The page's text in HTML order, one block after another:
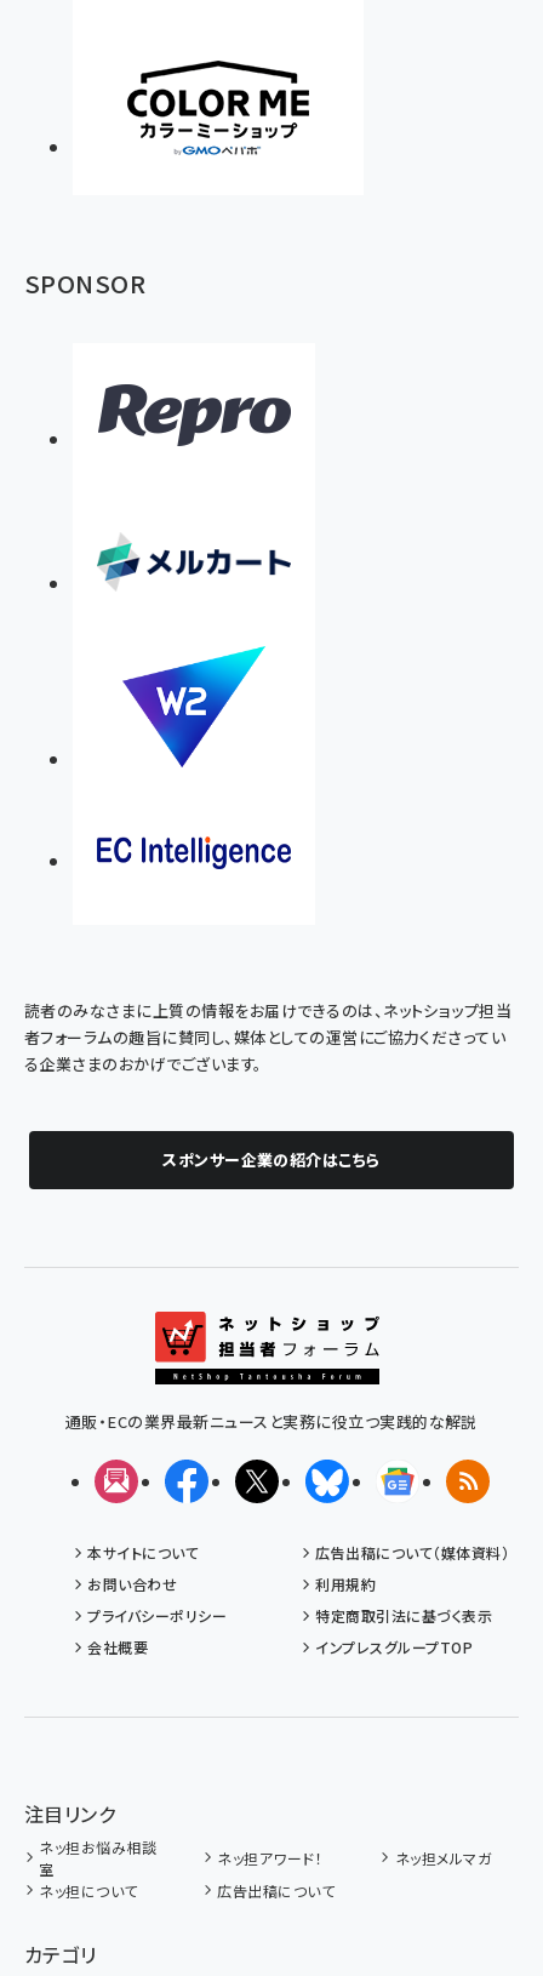
SPONSOR
読者のみなさまに上質の情報をお届けできるのは、ネットショップ担当
者フォーラムの趣旨に賛同し、媒体としての運営にご協力くださってい
る企業さまのおかげでございます。
スポンサー企業の紹介はこちら
通販・ECの業界最新ニュースと実務に役立つ実践的な解説
メルマガFacebookX(エックス)BlueskyGoogleニュ
RSS
本サイトについて
広告出稿について（媒体資料）
お問い合わせ
利用規約
プライバシーポリシー
特定商取引法に基づく表示
会社概要
インプレスグループTOP
注目リンク
ネッ担お悩み相談
室
ネッ担アワード！
ネッ担メルマガ
ネッ担について
広告出稿について
カテゴリ